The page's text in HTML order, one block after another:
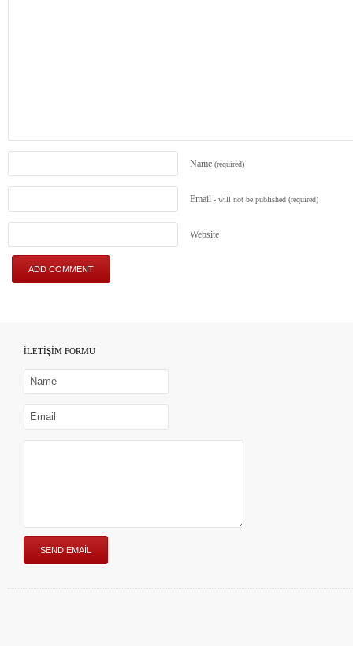
Name (required)
Email - will not be published (required)
Website
İLETİŞİM FORMU